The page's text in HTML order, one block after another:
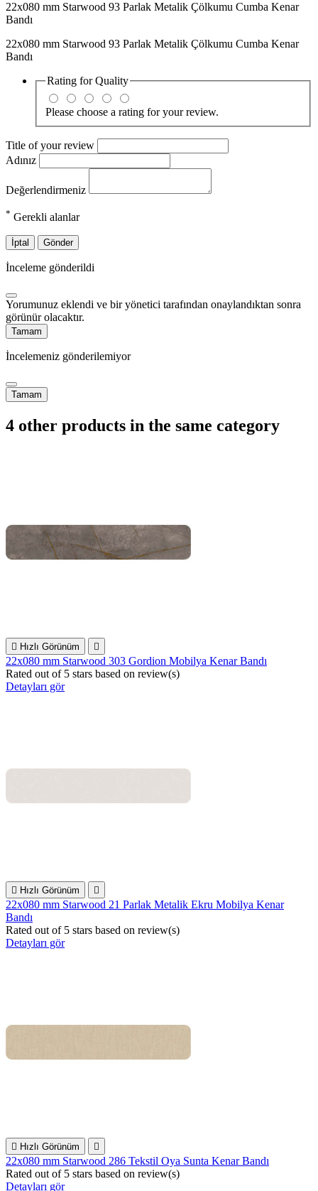
22x080 mm Starwood 93 Parlak Metalik Çölkumu Cumba Kenar
Bandı
22x080 mm Starwood 93 Parlak Metalik Çölkumu Cumba Kenar
Bandı
Rating forQuality
Please choose a rating for your review.
Title of your review
Adınız
Değerlendirmeniz
* Gerekli alanlar
İptal Gönder
İnceleme gönderildi
Yorumunuz eklendi ve bir yönetici tarafından onaylandıktan sonra
görünür olacaktır.
Tamam
İncelemeniz gönderilemiyor
Tamam
4 other products in the same category
 Hızlı Görünüm 
22x080 mm Starwood 303 Gordion Mobilya Kenar Bandı
Rated out of 5 stars based on review(s)
Detayları gör
 Hızlı Görünüm 
22x080 mm Starwood 21 Parlak Metalik Ekru Mobilya Kenar
Bandı
Rated out of 5 stars based on review(s)
Detayları gör
 Hızlı Görünüm 
22x080 mm Starwood 286 Tekstil Oya Sunta Kenar Bandı
Rated out of 5 stars based on review(s)
Detayları gör